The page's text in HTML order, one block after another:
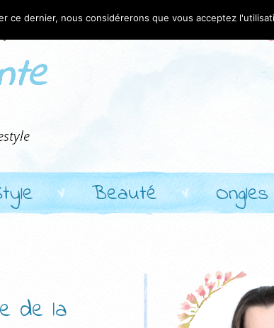
Beauté
de la
ce dernier, nous considérerons que vous acceptez